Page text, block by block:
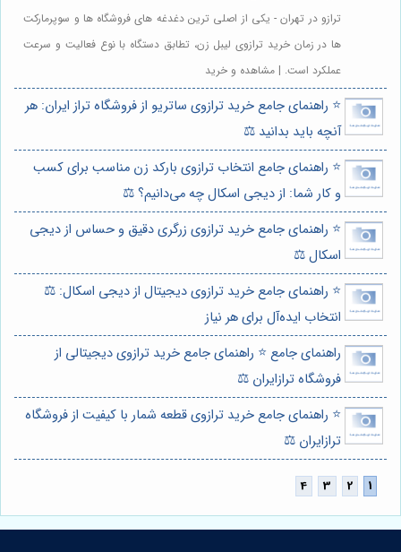
ترازو در تهران - یکی از اصلی ترین دغدغه های فروشگاه ها و سوپرمارکت
ها در زمان خرید ترازوی لیبل زن، تطابق دستگاه با نوع فعالیت و سرعت
عملکرد است. | مشاهده و خرید
⭐️ راهنمای جامع خرید ترازوی ساتریو از فروشگاه تراز ایران: هر
آنچه باید بدانید ⚖️
⭐️ راهنمای جامع انتخاب ترازوی بارکد زن مناسب برای کسب
و کار شما: از دیجی اسکال چه می‌دانیم؟ ⚖️
⭐️ راهنمای جامع خرید ترازوی زرگری دقیق و حساس از دیجی
اسکال ⚖️
⭐️ راهنمای جامع خرید ترازوی دیجیتال از دیجی اسکال: ⚖️
انتخاب ایده‌آل برای هر نیاز
راهنمای جامع ⭐️ راهنمای جامع خرید ترازوی دیجیتالی از
فروشگاه ترازایران ⚖️
⭐️ راهنمای جامع خرید ترازوی قطعه شمار با کیفیت از فروشگاه
ترازایران ⚖️